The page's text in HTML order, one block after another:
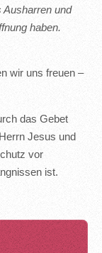
Ausharren und
haben.
wir uns freuen –
das Gebet
Jesus und
vor
ist.